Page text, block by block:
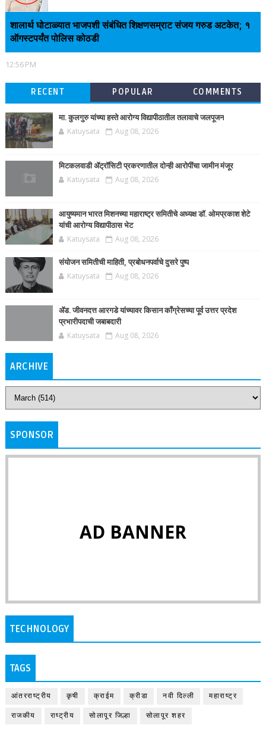
शालार्थ घोटाळ्यात भाजपशी संबंधित शिक्षणसम्राट संजय गरुड अटकेत; १
ऑगस्टपर्यंत पोलिस कोठडी
12:56 PM
RECENT POPULAR COMMENTS
मा. कुलगुरु यांच्या हस्ते आरोग्य विद्यापीठातील तलावाचे जलपूजन
Katuysata Aug 08, 2026
मिटकलवाडी ॲट्रॉसिटी प्रकरणातील दोन्ही आरोपींचा जामीन मंजूर
Katuysata Aug 08, 2026
आयुष्यमान भारत मिशनच्या महाराष्ट्र समितीचे अध्यक्ष डॉ. ओमप्रकाश शेटे
यांची आरोग्य विद्यापीठास भेट
Katuysata Aug 08, 2026
संयोजन समितीची माहिती, प्रबोधनपर्वाचे दुसरे पुष्प
Katuysata Aug 08, 2026
ॲड. जीवनदत्त आरगडे यांच्यावर किसान काँग्रेसच्या पूर्व उत्तर प्रदेश
प्रभारीपदाची जबाबदारी
Katuysata Aug 08, 2026
ARCHIVE
SPONSOR
AD BANNER
TECHNOLOGY
TAGS
आंतरराष्ट्रीय कृषी क्राईम क्रीडा नवी दिल्ली महाराष्ट्र
राजकीय राष्ट्रीय सोलापूर जिल्हा सोलापूर शहर